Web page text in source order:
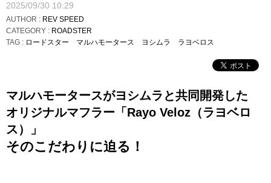
2025/09/30 10:29
AUTHOR : REV SPEED
CATEGORY : ROADSTER
TAG : ロードスター マルハモータース ヨシムラ ラヨベロス
マルハモータースがヨシムラと共同開発した
オリジナルマフラー「Rayo Veloz（ラヨベロ
ス）」
そのこだわりに迫る！